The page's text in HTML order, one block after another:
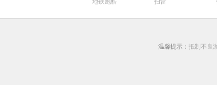
地铁跑酷
扫雷
温馨提示： 抵制不良